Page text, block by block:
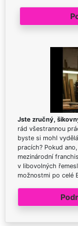
Jste zručný,
rád všestrannou
byste si mohl
pracích? Pokud
mezinárodní
v libovolných
možnostmi po celé